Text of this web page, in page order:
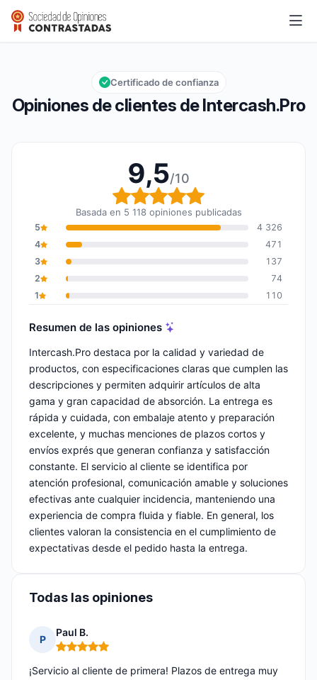
Intercash.Pro
Calificación global: 9,5 de 10
9,5/10
Opiniones de clientes de Intercash.Pro
Certificado de confianza
9,5/10
Calificación global: 9,5
Basada en 5 118 opiniones publicadas
5
4 326
4
471
3
137
2
74
1
110
Resumen de las opiniones
Intercash.Pro destaca por la calidad y variedad de
productos, con especificaciones claras que cumplen las
descripciones y permiten adquirir artículos de alta
gama y gran capacidad de absorción. La entrega es
rápida y cuidada, con embalaje atento y preparación
excelente, y muchas menciones de plazos cortos y
envíos exprés que generan confianza y satisfacción
constante. El servicio al cliente se identifica por
atención profesional, comunicación amable y soluciones
efectivas ante cualquier incidencia, manteniendo una
experiencia de compra fluida y fiable. En general, los
clientes valoran la consistencia en el cumplimiento de
expectativas desde el pedido hasta la entrega.
Todas las opiniones
P
Paul B.
Nota: 5 de 5
¡Servicio al cliente de primera! Plazos de entrega muy